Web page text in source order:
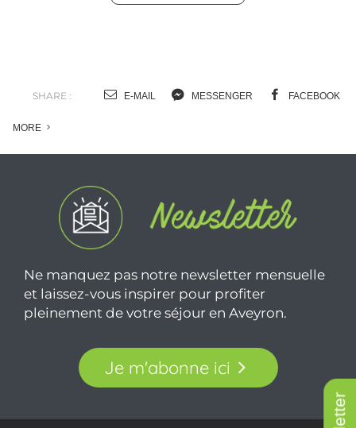
SHARE : E-MAIL MESSENGER FACEBOOK
MORE
Ne manquez pas notre newsletter mensuelle
et laissez-vous inspirer pour profiter
pleinement de votre séjour en Aveyron.
Je m'abonne ici